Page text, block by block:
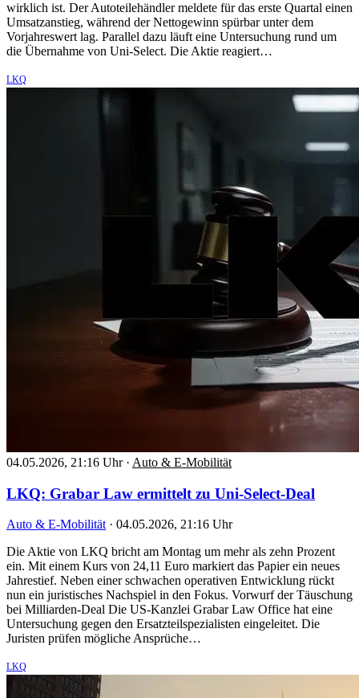
wirklich ist. Der Autoteilehändler meldete für das erste Quartal einen
Umsatzanstieg, während der Nettogewinn spürbar unter dem
Vorjahreswert lag. Parallel dazu läuft eine Untersuchung rund um
die Übernahme von Uni-Select. Die Aktie reagiert…
LKQ
04.05.2026, 21:16 Uhr · Auto & E-Mobilität
LKQ: Grabar Law ermittelt zu Uni-Select-Deal
Auto & E-Mobilität · 04.05.2026, 21:16 Uhr
Die Aktie von LKQ bricht am Montag um mehr als zehn Prozent
ein. Mit einem Kurs von 24,11 Euro markiert das Papier ein neues
Jahrestief. Neben einer schwachen operativen Entwicklung rückt
nun ein juristisches Nachspiel in den Fokus. Vorwurf der Täuschung
bei Milliarden-Deal Die US-Kanzlei Grabar Law Office hat eine
Untersuchung gegen den Ersatzteilspezialisten eingeleitet. Die
Juristen prüfen mögliche Ansprüche…
LKQ